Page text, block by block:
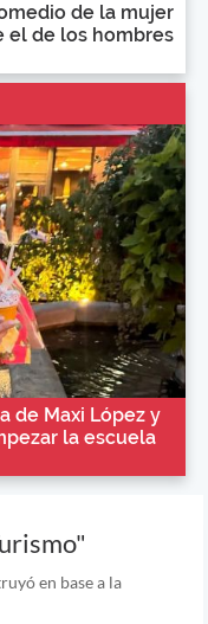
de la mujer
el de los hombres
de Maxi López y
la escuela
en base a la